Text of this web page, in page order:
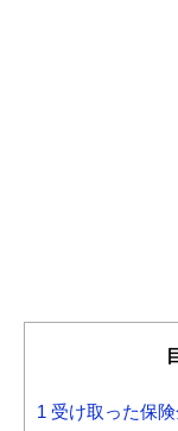
1 受け取った保